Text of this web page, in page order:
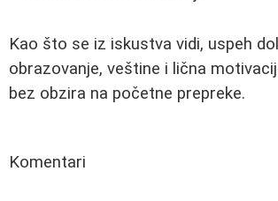
Kao što se iz iskustva vidi, uspeh
obrazovanje, veštine i lična
bez obzira na početne prepreke.
Komentari